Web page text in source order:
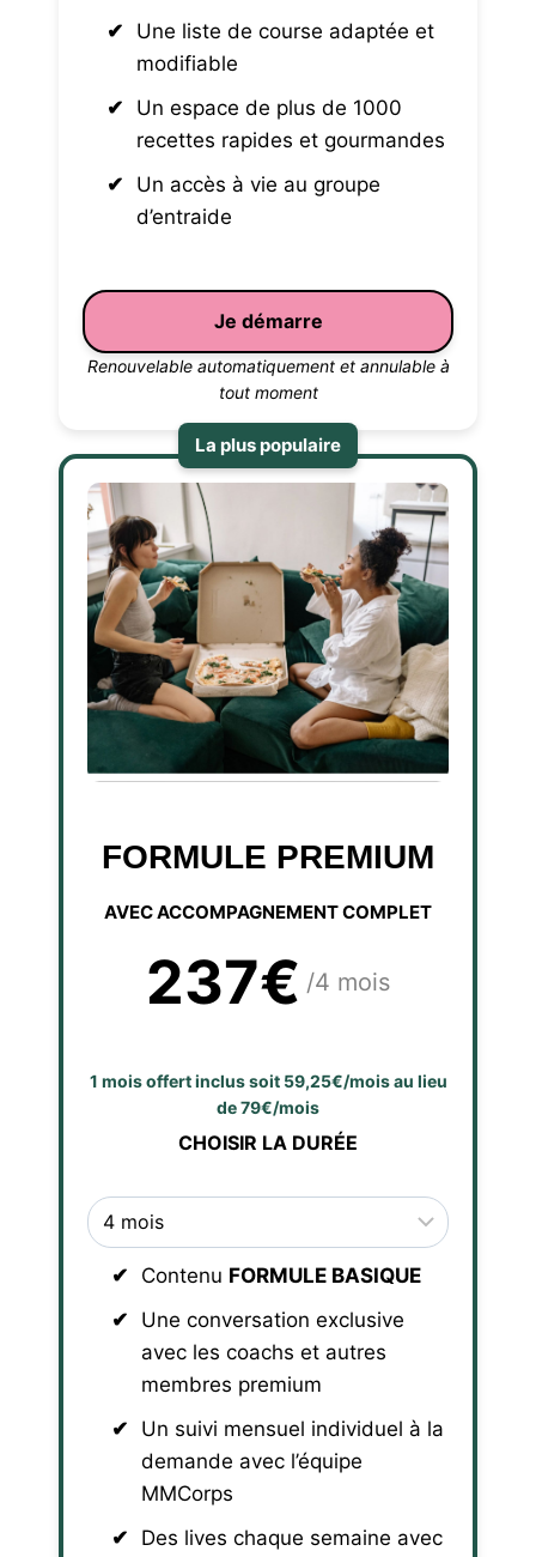
Une liste de course adaptée et
modifiable
Un espace de plus de 1000
recettes rapides et gourmandes
Un accès à vie au groupe
d’entraide
Je démarre
Renouvelable automatiquement et annulable à
tout moment
FORMULE PREMIUM
AVEC ACCOMPAGNEMENT COMPLET
237€ /4 mois
1 mois offert inclus soit 59,25€/mois au lieu
de 79€/mois
CHOISIR LA DURÉE
Contenu FORMULE BASIQUE
Une conversation exclusive
avec les coachs et autres
membres premium
Un suivi mensuel individuel à la
demande avec l’équipe
MMCorps
Des lives chaque semaine avec